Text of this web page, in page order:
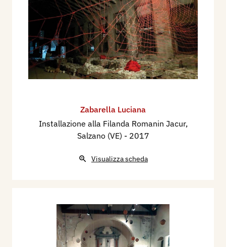
Luciana Zabarella
Cell. 335.6933177
E-mail:zabluci@libero.it
Sito Internet:www.lucianazabarella.it
FB: luciana.zabarella
Zabarella Luciana
Installazione alla Filanda Romanin Jacur,
Salzano (VE) - 2017
Visualizza scheda